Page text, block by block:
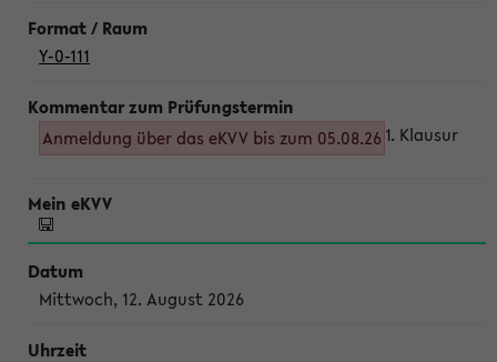
Y-0-111
Anmeldung über das eKVV bis zum 05.08.26 1. Klausur
Mittwoch, 12. August 2026